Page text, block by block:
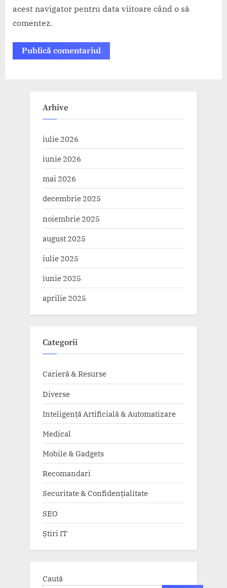
acest navigator pentru data viitoare când o să
comentez.
Arhive
iulie 2026
iunie 2026
mai 2026
decembrie 2025
noiembrie 2025
august 2025
iulie 2025
iunie 2025
aprilie 2025
Categorii
Carieră & Resurse
Diverse
Inteligență Artificială & Automatizare
Medical
Mobile & Gadgets
Recomandari
Securitate & Confidențialitate
SEO
Știri IT
Caută